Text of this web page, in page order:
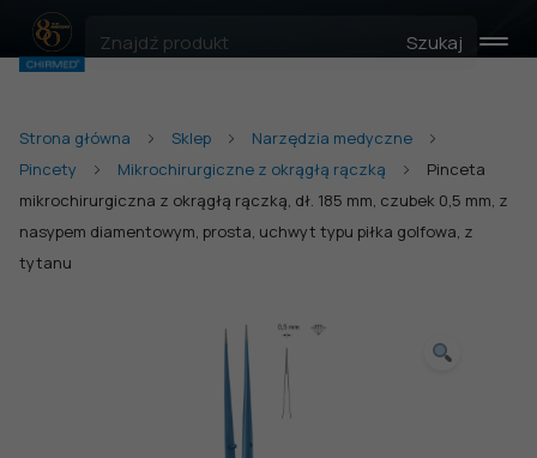
Szukaj
Strona główna Sklep
Narzędzia medyczne
Pincety
Mikrochirurgiczne z okrągłą rączką
Pinceta
mikrochirurgiczna z okrągłą rączką, dł. 185 mm, czubek 0,5 mm, z
nasypem diamentowym, prosta, uchwyt typu piłka golfowa, z
tytanu